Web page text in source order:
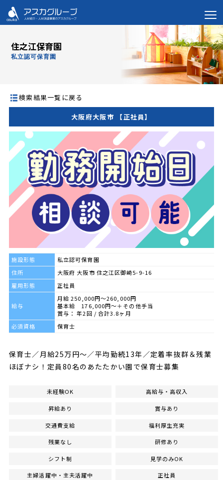
住之江保育園
私立認可保育園
検索結果一覧に戻る
大阪府大阪市 【正社員】
施設形態
私立認可保育園
住所
大阪府 大阪市 住之江区御崎5-9-16
雇用形態
正社員
給与
月給 250,000円～260,000円
基本給 176,000円～＋その他手当
賞与： 年2回 / 合計3.8ヶ月
必須資格
保育士
保育士／月給25万円〜／平均勤続13年／定着率抜群＆残業
ほぼナシ！定員80名のあたたかい園で保育士募集
未経験OK 高給与・高収入
昇給あり 賞与あり
交通費支給 福利厚生充実
残業なし 研修あり
シフト制 見学のみOK
主婦活躍中・主夫活躍中 正社員